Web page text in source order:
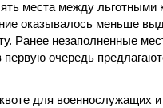
места между льготными
оказывалось меньше
Ранее незаполненные
первую очередь
для военнослужащих